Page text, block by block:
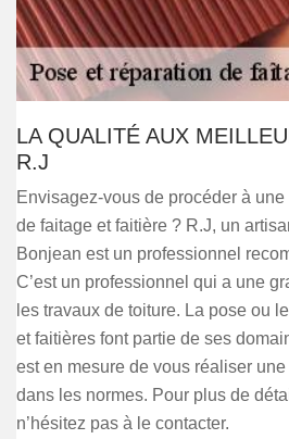
LA QUALITÉ AUX
R.J
Envisagez-vous de procéder à
de faitage et faitière ? R.J, un
Bonjean est un professionnel
C’est un professionnel qui a une
les travaux de toiture. La pose ou
et faitières font partie de ses
est en mesure de vous réaliser
dans les normes. Pour plus de
n’hésitez pas à le contacter.